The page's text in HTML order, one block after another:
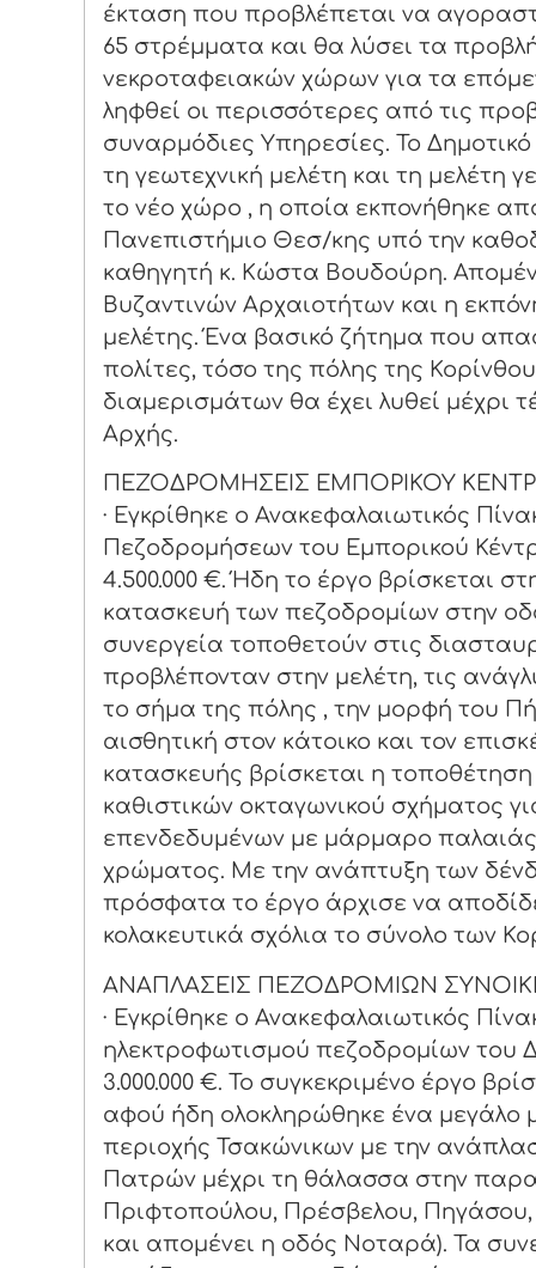
έκταση που προβλέπεται να
65 στρέμματα και θα λύσει τα
νεκροταφειακών χώρων για τα
ληφθεί οι περισσότερες από τις
συναρμόδιες Υπηρεσίες. Το
τη γεωτεχνική μελέτη και τη μελέτη
το νέο χώρο , η οποία εκπονήθηκε
Πανεπιστήμιο Θεσ/κης υπό την
καθηγητή κ. Κώστα Βουδούρη.
Βυζαντινών Αρχαιοτήτων και η
μελέτης. Ένα βασικό ζήτημα που
πολίτες, τόσο της πόλης της
διαμερισμάτων θα έχει λυθεί μέχρι
Αρχής.
ΠΕΖΟΔΡΟΜΗΣΕΙΣ ΕΜΠΟΡΙΚΟΥ
· Εγκρίθηκε ο Ανακεφαλαιωτικός
Πεζοδρομήσεων του Εμπορικού
4.500.000 €. Ήδη το έργο βρίσκεται
κατασκευή των πεζοδρομίων στην
συνεργεία τοποθετούν στις
προβλέπονταν στην μελέτη, τις
το σήμα της πόλης , την μορφή του
αισθητική στον κάτοικο και τον
κατασκευής βρίσκεται η
καθιστικών οκταγωνικού σχήματος
επενδεδυμένων με μάρμαρο
χρώματος. Με την ανάπτυξη των
πρόσφατα το έργο άρχισε να
κολακευτικά σχόλια το σύνολο των
ΑΝΑΠΛΑΣΕΙΣ ΠΕΖΟΔΡΟΜΙΩΝ
· Εγκρίθηκε ο Ανακεφαλαιωτικός
ηλεκτροφωτισμού πεζοδρομίων του
3.000.000 €. Το συγκεκριμένο έργο
αφού ήδη ολοκληρώθηκε ένα μεγάλο
περιοχής Τσακώνικων με την
Πατρών μέχρι τη θάλασσα στην
Πριφτοπούλου, Πρέσβελου,
και απομένει η οδός Νοταρά). Τα